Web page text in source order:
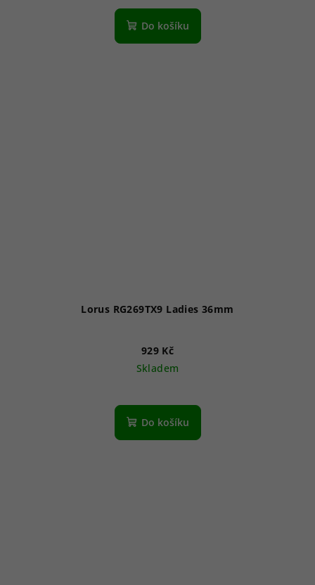
hodnocení
produktu
Do košíku
Lorus RG269TX9 Ladies 36mm
929 Kč
Skladem
Do košíku